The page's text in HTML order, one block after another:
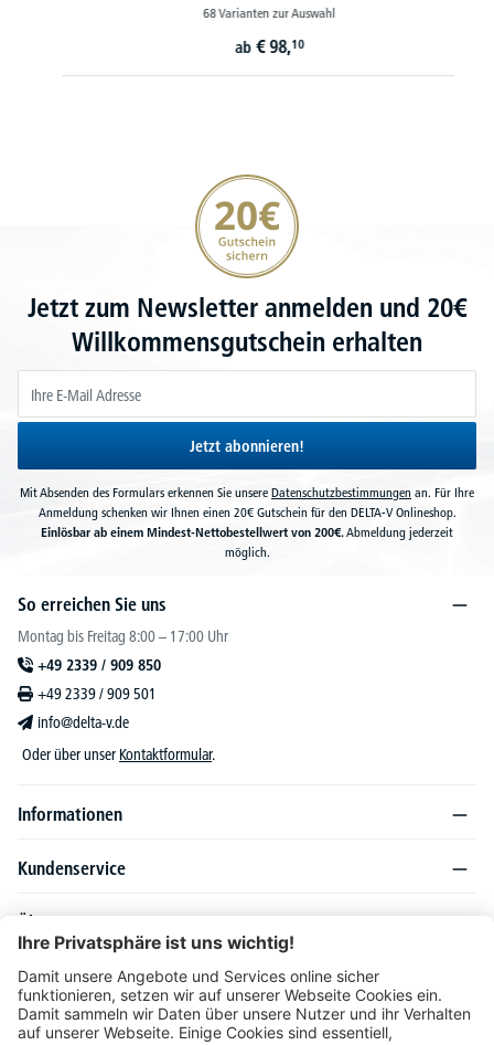
68 Varianten zur Auswahl
€ 98, 10
20€ Gutschein sichern
Jetzt zum Newsletter anmelden und 20€
Willkommensgutschein erhalten
Jetzt abonnieren!
Mit Absenden des Formulars erkennen Sie unsere Datenschutzbestimmungen an. Für Ihre
Anmeldung schenken wir Ihnen einen 20€ Gutschein für den DELTA-V Onlineshop.
Einlösbar ab einem Mindest-Nettobestellwert von 200€.Abmeldung jederzeit
möglich.
So erreichen Sie uns
Montag bis Freitag 8:00 – 17:00 Uhr
+49 2339 / 909 850
+49 2339 / 909 501
info@delta-v.de
Oder über unser Kontaktformular.
Informationen
Kundenservice
Über DELTA-V
Produktsortiment
Ratgeber